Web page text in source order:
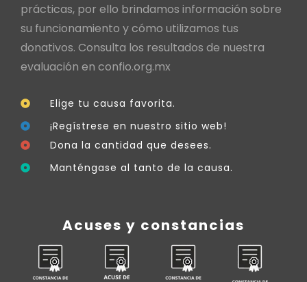
prácticas, por ello brindamos información sobre
su funcionamiento y cómo utilizamos tus
donativos. Consulta los resultados de nuestra
evaluación en confio.org.mx
Elige tu causa favorita.
¡Regístrese en nuestro sitio web!
Dona la cantidad que desees.
Manténgase al tanto de la causa.
Acuses y constancias